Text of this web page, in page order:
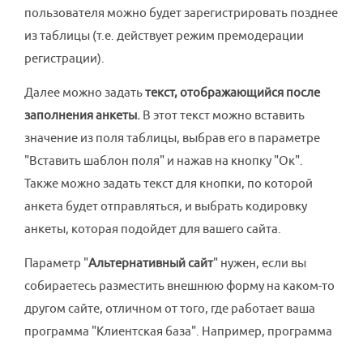
пользователя можно будет зарегистрировать позднее
из таблицы (т.е. действует режим премодерации
регистрации).
Далее можно задатьтекст, отображающийся после
заполнения анкеты. В этот текст можно вставить
значение из поля таблицы, выбрав его в параметре
"Вставить шаблон поля" и нажав на кнопку "Ок".
Также можно задать текст для кнопки, по которой
анкета будет отправляться, и выбрать кодировку
анкеты, которая подойдет для вашего сайта.
Параметр "Альтернативный сайт" нужен, если вы
собираетесь разместить внешнюю форму на каком-то
другом сайте, отличном от того, где работает ваша
программа "Клиентская база". Например, программа